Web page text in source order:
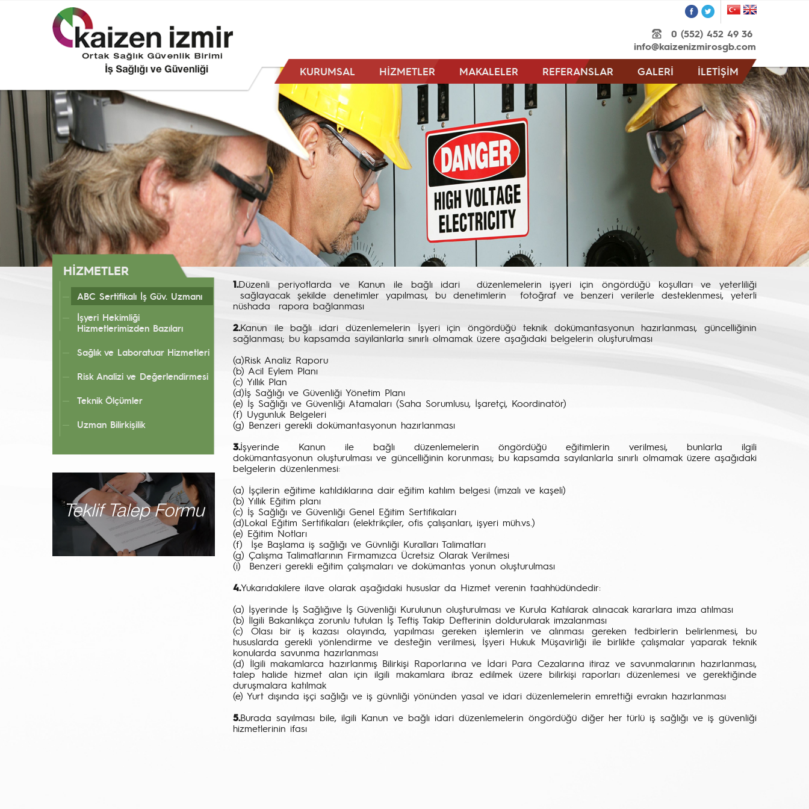
0 (552) 452 49 36
info@kaizenizmirosgb.com
KURUMSAL HİZMETLER MAKALELER REFERANSLAR GALERİ İLETİŞİM
1.Düzenli periyotlarda ve Kanun ile bağlı idari düzenlemelerin işyeri için öngördüğü koşulları ve yeterliliği
sağlayacak şekilde denetimler yapılması, bu denetimlerin fotoğraf ve benzeri verilerle desteklenmesi, yeterli
nüshada rapora bağlanması
2.Kanun ile bağlı idari düzenlemelerin İşyeri için öngördüğü teknik dokümantasyonun hazırlanması, güncelliğinin
sağlanması; bu kapsamda sayılanlarla sınırlı olmamak üzere aşağıdaki belgelerin oluşturulması
(a)Risk Analiz Raporu
(b) Acil Eylem Planı
(c) Yıllık Plan
(d)İş Sağlığı ve Güvenliği Yönetim Planı
(e) İş Sağlığı ve Güvenliği Atamaları (Saha Sorumlusu, İşaretçi, Koordinatör)
(f) Uygunluk Belgeleri
(g) Benzeri gerekli dokümantasyonun hazırlanması
3.İşyerinde Kanun ile bağlı düzenlemelerin öngördüğü eğitimlerin verilmesi, bunlarla ilgili
dokümantasyonun oluşturulması ve güncelliğinin korunması; bu kapsamda sayılanlarla sınırlı olmamak üzere aşağıdaki
belgelerin düzenlenmesi:
(a) İşçilerin eğitime katıldıklarına dair eğitim katılım belgesi (imzalı ve kaşeli)
(b) Yıllık Eğitim planı
(c) İş Sağlığı ve Güvenliği Genel Eğitim Sertifikaları
(d)Lokal Eğitim Sertifikaları (elektrikçiler, ofis çalışanları, işyeri müh.vs.)
(e) Eğitim Notları
(f) İşe Başlama iş sağlığı ve Güvnliği Kuralları Talimatları
(g) Çalışma Talimatlarının Firmamızca Ücretsiz Olarak Verilmesi
(i) Benzeri gerekli eğitim çalışmaları ve dokümantas yonun oluşturulması
4.Yukarıdakilere ilave olarak aşağıdaki hususlar da Hizmet verenin taahhüdündedir:
(a) İşyerinde İş Sağlığıve İş Güvenliği Kurulunun oluşturulması ve Kurula Katılarak alınacak kararlara imza atılması
(b) İlgili Bakanlıkça zorunlu tutulan İş Teftiş Takip Defterinin doldurularak imzalanması
(c) Olası bir iş kazası olayında, yapılması gereken işlemlerin ve alınması gereken tedbirlerin belirlenmesi, bu
hususlarda gerekli yönlendirme ve desteğin verilmesi, İşyeri Hukuk Müşavirliği ile birlikte çalışmalar yaparak teknik
konularda savunma hazırlanması
(d) İlgili makamlarca hazırlanmış Bilirkişi Raporlarına ve İdari Para Cezalarına itiraz ve savunmalarının hazırlanması,
talep halide hizmet alan için ilgili makamlara ibraz edilmek üzere bilirkişi raporları düzenlemesi ve gerektiğinde
duruşmalara katılmak
(e) Yurt dışında işçi sağlığı ve iş güvnliği yönünden yasal ve idari düzenlemelerin emrettiği evrakın hazırlanması
5.Burada sayılması bile, ilgili Kanun ve bağlı idari düzenlemelerin öngördüğü diğer her türlü iş sağlığı ve iş güvenliği
hizmetlerinin ifası
HİZMETLER
ABC Sertifikalı İş Güv. Uzmanı
İşyeri Hekimliği
Hizmetlerimizden Bazıları
Sağlık ve Laboratuar Hizmetleri
Risk Analizi ve Değerlendirmesi
Teknik Ölçümler
Uzman Bilirkişilik
Teklif Talep Formu